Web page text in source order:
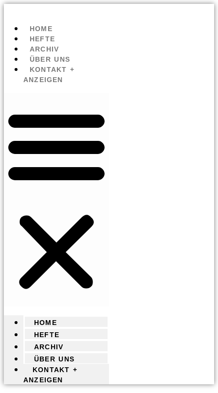
HOME
HEFTE
ARCHIV
ÜBER UNS
KONTAKT +
ANZEIGEN
HOME
HEFTE
ARCHIV
ÜBER UNS
KONTAKT +
ANZEIGEN